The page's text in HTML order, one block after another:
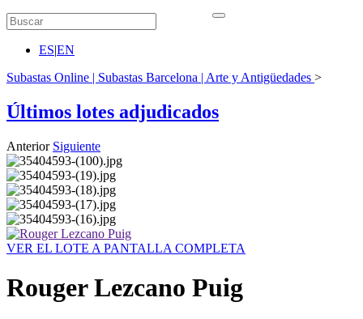
ES|EN
Subastas Online | Subastas Barcelona | Arte y Antigüedades >
Últimos lotes adjudicados
Anterior Siguiente
VER EL LOTE A PANTALLA COMPLETA
Rouger Lezcano Puig